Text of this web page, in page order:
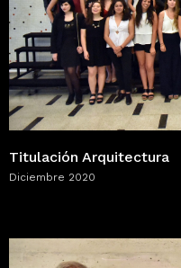
Titulación Arquitectura
Diciembre 2020